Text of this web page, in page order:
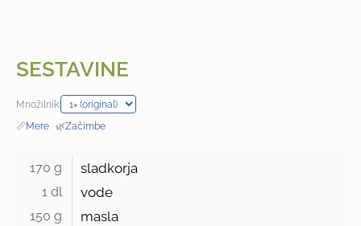
SESTAVINE
Množilnik:
📏Mere · 🌿Začimbe
170 g sladkorja
1 dl vode
150 g masla